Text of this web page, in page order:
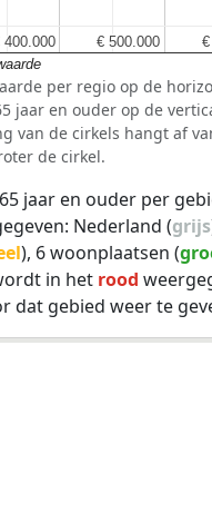
400.000
400.000 € 500.000
€ 500.000
per regio op de
jaar en ouder op de
van de cirkels hangt af
de cirkel.
jaar en ouder per
Nederland (grijs
), 6 woonplaatsen (
in het rood
dat gebied weer te